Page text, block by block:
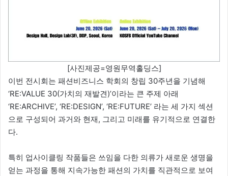
[사진제공=영원무역홀딩스]
이번 전시회는 패션비즈니스 학회의 창립 30주년을 기념해
‘RE:VALUE 30(가치의 재발견)’이라는 큰 주제 아래
‘RE:ARCHIVE’, ‘RE:DESIGN’, ‘RE:FUTURE’ 라는 세 가지 섹션
으로 구성되어 과거와 현재, 그리고 미래를 유기적으로 연결한
다.
특히 업사이클링 작품들은 쓰임을 다한 의류가 새로운 생명을
얻는 과정을 통해 지속가능한 패션의 가치를 직관적으로 보여